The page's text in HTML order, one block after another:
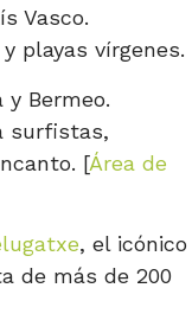
Vasco.
playas vírgenes.
Bermeo.
surfistas,
[Área de
, el icónico
de más de 200